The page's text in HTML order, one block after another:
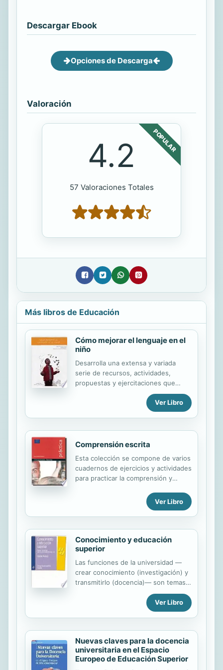
Descargar Ebook
Opciones de Descarga
Valoración
POPULAR
4.2
57 Valoraciones Totales
Más libros de Educación
Cómo mejorar el lenguaje en el
niño
Desarrolla una extensa y variada
serie de recursos, actividades,
propuestas y ejercitaciones que
tratan de activar las potencialidades
lingüísticas de los niños en los
primeros años de vida. Abarca las
en los niños y niñas de 4, 5 y 6 años,
con una iniciación a la lectoescritura
Ver Libro
Comprensión escrita
Esta colección se compone de varios
cuadernos de ejercicios y actividades
para practicar la comprensión y
La colección se divide en dos niveles
según el Marco común europeo, por
lo que resulta ideal para preparar de
forma autónoma los exámenes
oficiales de DELE o EOI.
Ver Libro
Conocimiento y educación
superior
Las funciones de la universidad —
crear conocimiento (investigación) y
transmitirlo (docencia)— son temas
perennes de reflexión y discusión.
Más aún, si cabe, en el momento
actual, cuando la universidad
Espacio Europeo de Educación
Superior. Las titulaciones y currículos
van a ser homologables, los
diplomados van a tener la
Ver Libro
Nuevas claves para la docencia
universitaria en el Espacio
Europeo de Educación Superior